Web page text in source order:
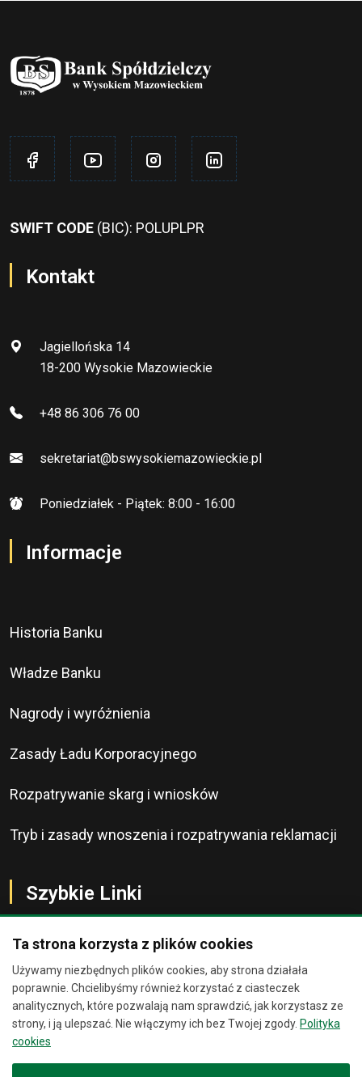
SWIFT CODE (BIC): POLUPLPR
Kontakt
Jagiellońska 14
18-200 Wysokie Mazowieckie
+48 86 306 76 00
sekretariat@bswysokiemazowieckie.pl
Poniedziałek - Piątek: 8:00 - 16:00
Informacje
Historia Banku
Władze Banku
Nagrody i wyróżnienia
Zasady Ładu Korporacyjnego
Rozpatrywanie skarg i wniosków
Tryb i zasady wnoszenia i rozpatrywania reklamacji
Szybkie Linki
O Banku
Kontakt
Ta strona korzysta z plików cookies
Używamy niezbędnych plików cookies, aby strona działała
poprawnie. Chcielibyśmy również korzystać z ciasteczek
analitycznych, które pozwalają nam sprawdzić, jak korzystasz ze
strony, i ją ulepszać. Nie włączymy ich bez Twojej zgody. Polityka
cookies
Chat
Jesteśmy wirtualnymi